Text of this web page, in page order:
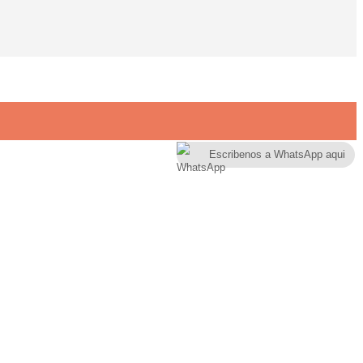
Escribenos a WhatsApp aqui